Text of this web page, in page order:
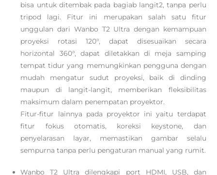
bisa untuk ditembak pada bagiab langit2, tanpa perlu
tripod lagi. Fitur ini merupakan salah satu fitur
unggulan dari Wanbo T2 Ultra dengan kemampuan
proyeksi rotasi 120°, dapat disesuaikan secara
horizontal 360°, dapat diletakkan di meja samping
tempat tidur yang memungkinkan pengguna dengan
mudah mengatur sudut proyeksi, baik di dinding
maupun di langit-langit, memberikan fleksibilitas
maksimum dalam penempatan proyektor.
Fitur-fitur lainnya pada proyektor ini yaitu terdapat
fitur fokus otomatis, koreksi keystone, dan
penyelarasan layar, memastikan gambar selalu
sempurna tanpa perlu pengaturan manual yang rumit.
Wanbo T2 Ultra dilengkapi port HDMI, USB, dan